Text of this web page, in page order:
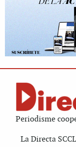
Periodisme
La Directa SCCL